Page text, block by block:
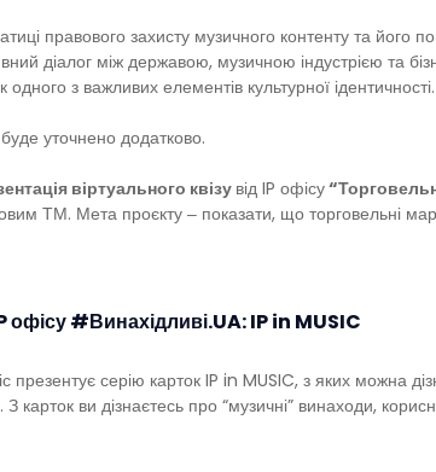
правового захисту музичного контенту та його
діалог між державою, музичною індустрією та
з важливих елементів культурної ідентичності.
уточнено додатково.
віртуального квізу від IP офісу
ТМ. Мета проєкту ‒ показати, що торговельні
офісу#Винахідливі.UA: IP in MUSIC
серію карток IP in MUSIC, з яких можна
ви дізнаєтесь про “музичні” винаходи,